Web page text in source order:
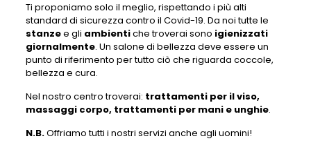
Ti proponiamo solo il meglio, rispettando i più alti
standard di sicurezza contro il Covid-19. Da noi tutte le
stanzee gli ambientiche troverai sono igienizzati
giornalmente. Un salone di bellezza deve essere un
punto di riferimento per tutto ciò che riguarda coccole,
bellezza e cura.
Nel nostro centro troverai: trattamenti per il viso,
massaggi corpo, trattamenti per mani e unghie.
N.B.Offriamo tutti i nostri servizi anche agli uomini!